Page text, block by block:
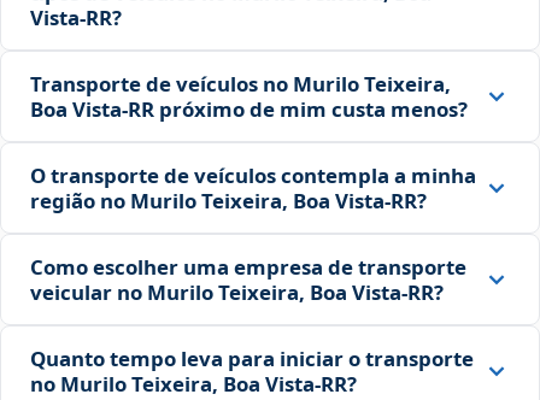
Vista‑RR?
Transporte de veículos no Murilo Teixeira,
Boa Vista‑RR próximo de mim custa menos?
O transporte de veículos contempla a minha
região no Murilo Teixeira, Boa Vista‑RR?
Como escolher uma empresa de transporte
veicular no Murilo Teixeira, Boa Vista‑RR?
Quanto tempo leva para iniciar o transporte
no Murilo Teixeira, Boa Vista‑RR?